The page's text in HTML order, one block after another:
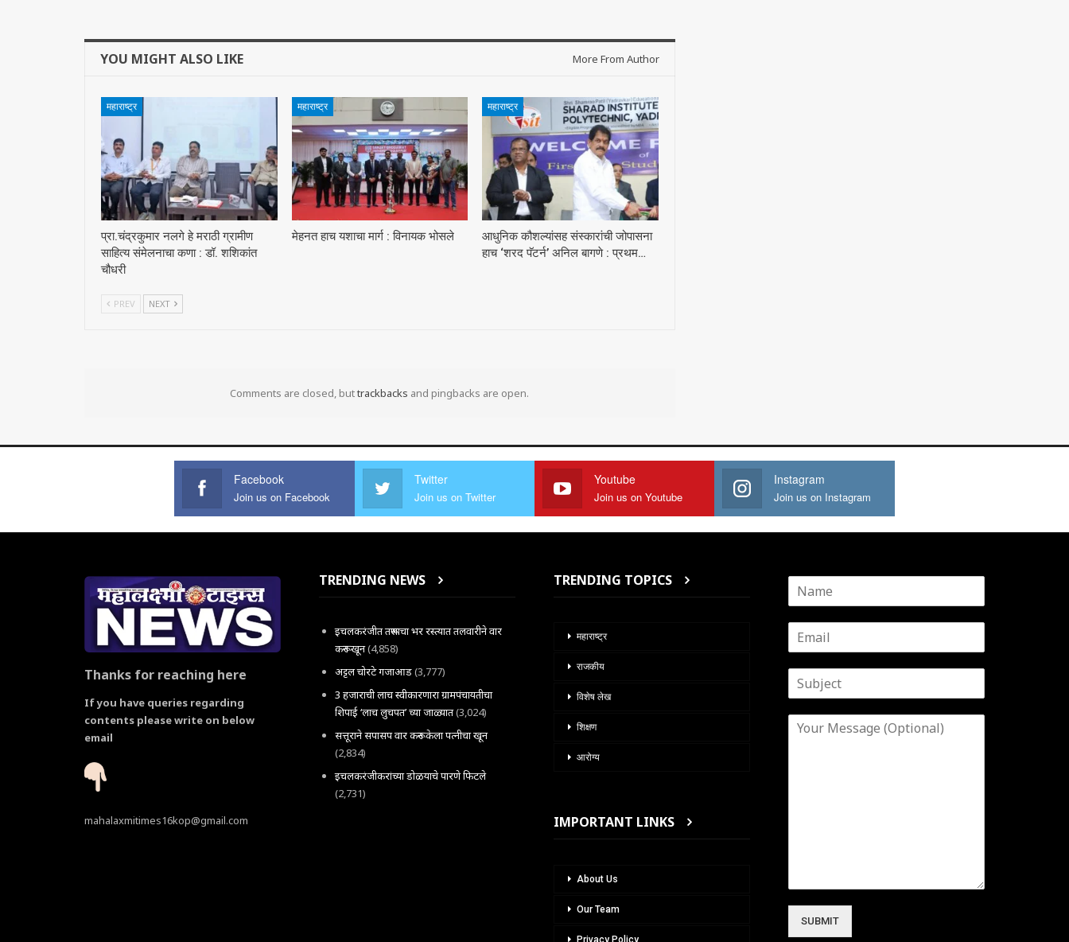
YOU MIGHT ALSO LIKE More From Author
महाराष्ट्र
प्रा.चंद्रकुमार नलगे हे मराठी ग्रामीण
साहित्य संमेलनाचा कणा : डॉ. शशिकांत
चौधरी
महाराष्ट्र
मेहनत हाच यशाचा मार्ग : विनायक भोसले
महाराष्ट्र
आधुनिक कौशल्यांसह संस्कारांची जोपासना
हाच ‘शरद पॅटर्न’ अनिल बागणे : प्रथम…
PREV NEXT
Comments are closed, buttrackbacks and pingbacks are open.
Facebook
Join us on Facebook
Twitter
Join us on Twitter
Youtube
Join us on Youtube
Instagram
Join us on Instagram
Thanks for reaching here
If you have queries regarding
contents please write on below
email
mahalaxmitimes16kop@gmail.com
TRENDING NEWS
इचलकरंजीत तरूणाचा भर रस्त्यात तलवारीने वार
करून खून(4,858)
अट्टल चोरटे गजाआड(3,777)
3 हजाराची लाच स्वीकारणारा ग्रामपंचायतीचा
शिपाई ‘लाच लुचपत’ च्या जाळ्यात(3,024)
सत्तूराने सपासप वार करून केला पत्नीचा खून
(2,834)
इचलकरंजीकरांच्या डोळयाचे पारणे फिटले
(2,731)
TRENDING TOPICS
महाराष्ट्र
राजकीय
विशेष लेख
शिक्षण
आरोग्य
IMPORTANT LINKS
About Us
Our Team
Privacy Policy
SUBMIT